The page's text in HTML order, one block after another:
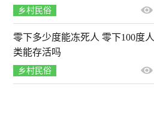
乡村民俗
零下多少度能冻死人 零下100度人
类能存活吗
乡村民俗